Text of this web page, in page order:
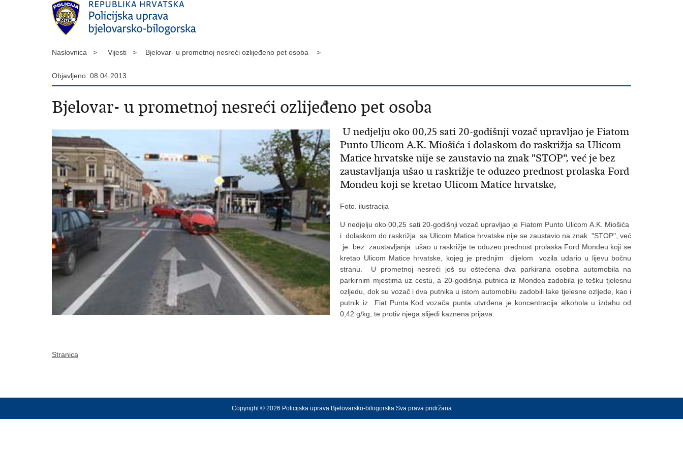
Naslovnica > Vijesti > Bjelovar- u prometnoj nesreći ozlijeđeno pet osoba >
Objavljeno: 08.04.2013.
Bjelovar- u prometnoj nesreći ozlijeđeno pet osoba
U nedjelju oko 00,25 sati 20-godišnji vozač upravljao je Fiatom
Punto Ulicom A.K. Miošića i dolaskom do raskrižja sa Ulicom
Matice hrvatske nije se zaustavio na znak "STOP", već je bez
zaustavljanja ušao u raskrižje te oduzeo prednost prolaska Ford
Mondeu koji se kretao Ulicom Matice hrvatske,
Foto. ilustracija
U nedjelju oko 00,25 sati 20-godišnji vozač upravljao je Fiatom Punto Ulicom A.K. Miošića
i dolaskom do raskrižja sa Ulicom Matice hrvatske nije se zaustavio na znak "STOP", već
je bez zaustavljanja ušao u raskrižje te oduzeo prednost prolaska Ford Mondeu koji se
kretao Ulicom Matice hrvatske, kojeg je prednjim dijelom vozila udario u lijevu bočnu
stranu. U prometnoj nesreći još su oštećena dva parkirana osobna automobila na
parkirnim mjestima uz cestu, a 20-godišnja putnica iz Mondea zadobila je tešku tjelesnu
ozljedu, dok su vozač i dva putnika u istom automobilu zadobili lake tjelesne ozljede, kao i
putnik iz Fiat Punta.Kod vozača punta utvrđena je koncentracija alkohola u izdahu od
0,42 g/kg, te protiv njega slijedi kaznena prijava.
Stranica
Copyright © 2026 Policijska uprava Bjelovarsko-bilogorska Sva prava pridržana